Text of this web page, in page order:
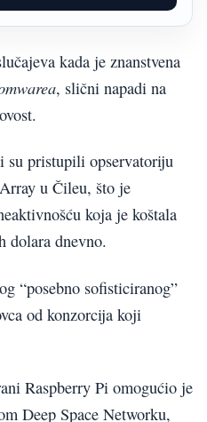
kada je znanstvena
, slični napadi na
su pristupili opservatoriju
u Čileu, što je
koja je koštala
dolara dnevno.
“posebno sofisticiranog”
od konzorcija koji
Raspberry Pi omogućio je
Deep Space Networku,